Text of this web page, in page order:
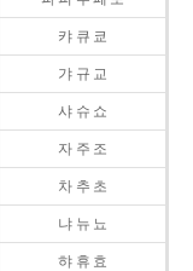
캬 큐 쿄
갸 규 교
샤 슈 쇼
자 주 조
차 추 초
냐 뉴 뇨
햐 휴 효